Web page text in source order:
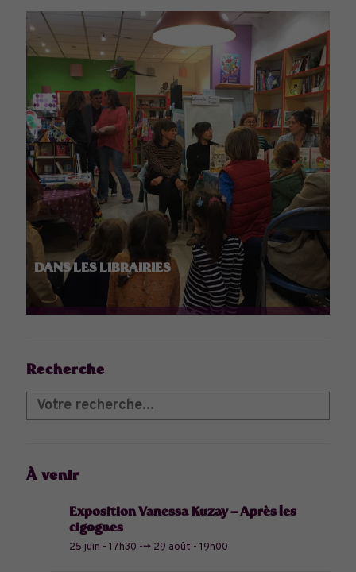
DANS LES LIBRAIRIES
Recherche
À venir
Exposition Vanessa Kuzay – Après les
cigognes
25 juin - 17h30 --> 29 août - 19h00